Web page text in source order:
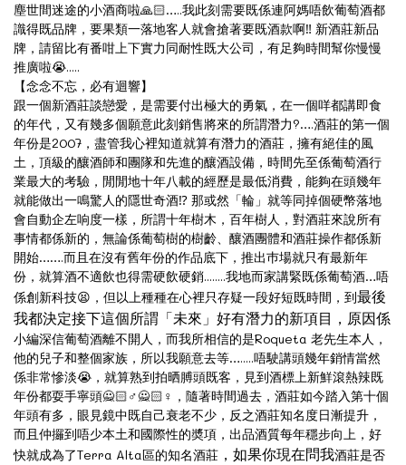
塵世間迷途的小酒商啦🙏🏻…..我此刻需要既係連阿媽唔飲葡萄酒都
識得既品牌，要果類一落地客人就會搶著要既酒款啊‼ 新酒莊新品
牌，請留比有番咁上下實力同耐性既大公司，有足夠時間幫你慢慢
推廣啦😭.....
【念念不忘，必有迴響】
跟一個新酒莊談戀愛，是需要付出極大的勇氣，在一個咩都講即食
的年代，又有幾多個願意此刻銷售將來的所謂潛力?….酒莊的第一個
年份是2007，盡管我心裡知道就算有潛力的酒莊，擁有絕佳的風
土，頂級的釀酒師和團隊和先進的釀酒設備，時間先至係葡萄酒行
業最大的考驗，閒閒地十年八載的經歷是最低消費，能夠在頭幾年
就能做出一鳴驚人的隱世奇酒⁉ 那或然「輪」就等同掉個硬幣落地
會自動企左响度一樣，所謂十年樹木，百年樹人，對酒莊來說所有
事情都係新的，無論係葡萄樹的樹齡、釀酒團體和酒莊操作都係新
開始…….而且在沒有舊年份的作品底下，推出巿場就只有最新年
份，就算酒不適飲也得需硬飲硬銷........我地而家講緊既係葡萄酒…唔
係創新科技😫，但以上種種在心裡只存疑一段好短既時間，到最後
我都決定接下這個所謂「未來」好有潛力的新項目 ， 原因係
小編深信葡萄酒離不開人，而我所相信的是Roqueta 老先生本人，
他的兒子和整個家族，所以我願意去等….....唔駛講頭幾年銷情當然
係非常慘淡😭，就算熟到拍晒膊頭既客，見到酒標上新鮮滾熱辣既
年份都耍手寧頭🙅🏻♂🙅🏻♀，隨著時間過去，酒莊如今踏入第十個
年頭有多，眼見鏡中既自己衰老不少，反之酒莊知名度日漸提升，
而且仲攞到唔少本土和國際性的奬項，出品酒質每年穩步向上，好
快就成為了Terra Alta區的知名酒莊 ，如果你現在問我酒莊是否